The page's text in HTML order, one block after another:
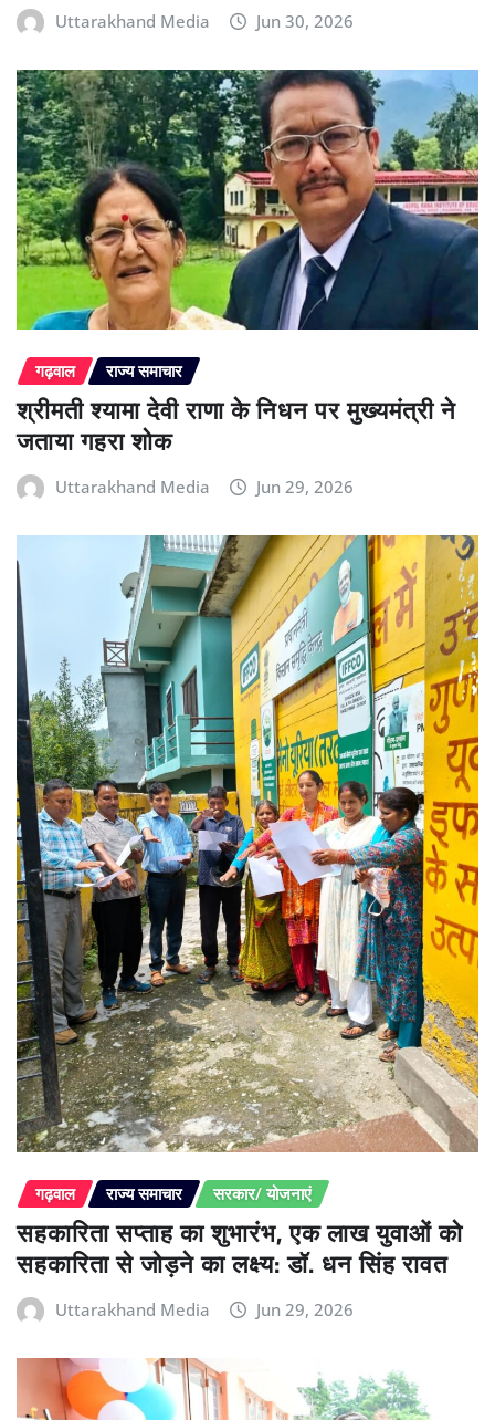
Uttarakhand Media Jun 30, 2026
गढ़वाल राज्य समाचार
श्रीमती श्यामा देवी राणा के निधन पर मुख्यमंत्री ने
जताया गहरा शोक
Uttarakhand Media Jun 29, 2026
गढ़वाल राज्य समाचार सरकार/ योजनाएं
सहकारिता सप्ताह का शुभारंभ, एक लाख युवाओं को
सहकारिता से जोड़ने का लक्ष्य: डॉ. धन सिंह रावत
Uttarakhand Media Jun 29, 2026